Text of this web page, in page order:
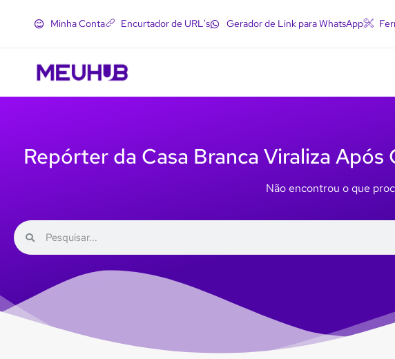
Minha Conta Encurtador de URL's Gerador de Link para WhatsApp
Repórter da Casa Branca Viraliza
Não encontrou o que